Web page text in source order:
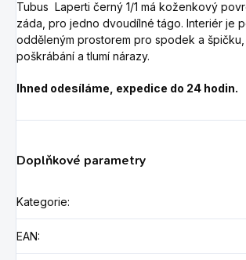
Tubus Laperti černý 1/1 má koženkový
záda, pro jedno dvoudílné tágo. Interiér je
odděleným prostorem pro spodek a
poškrábání a tlumí nárazy.
Ihned odesíláme, expedice do 24 hodin.
Doplňkové parametry
Kategorie:
EAN: